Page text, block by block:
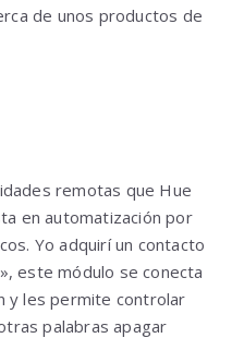
de unos productos de
remotas que Hue
en automatización por
Yo adquirí un contacto
este módulo se conecta
y les permite controlar
palabras apagar